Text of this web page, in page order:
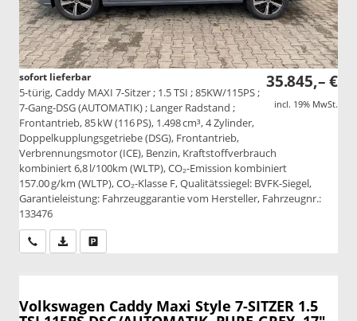
35.845,– €
incl. 19% MwSt.
sofort lieferbar
5-türig, Caddy MAXI 7-Sitzer ; 1.5 TSI ; 85KW/115PS ;
7-Gang-DSG (AUTOMATIK) ; Langer Radstand ;
Frontantrieb, 85 kW (116 PS), 1.498 cm³, 4 Zylinder,
Doppelkupplungsgetriebe (DSG), Frontantrieb,
Verbrennungsmotor (ICE), Benzin, Kraftstoffverbrauch
kombiniert 6,8 l/100km (WLTP), CO₂-Emission kombiniert
157.00 g/km (WLTP), CO₂-Klasse F, Qualitätssiegel: BVFK-Siegel,
Garantieleistung: Fahrzeuggarantie vom Hersteller, Fahrzeugnr.:
133476
Wir rufen Sie anPDF-Datei, Fahrzeugexposé drucken
Volkswagen Caddy Maxi Style 7-SITZER 1.5